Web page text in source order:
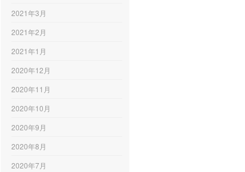
2021年3月
2021年2月
2021年1月
2020年12月
2020年11月
2020年10月
2020年9月
2020年8月
2020年7月